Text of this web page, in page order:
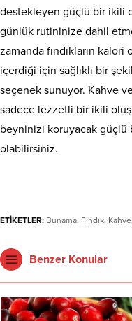
destekleyen güçlü bir ikili
günlük rutininize dahil
zamanda fındıkların kalori
içerdiği için sağlıklı bir
seçenek sunuyor. Kahve
sadece lezzetli bir ikili
beyninizi koruyacak güçlü
olabilirsiniz.
ETİKETLER: Bunama, Fındık, Kahve,
Benzer Konular